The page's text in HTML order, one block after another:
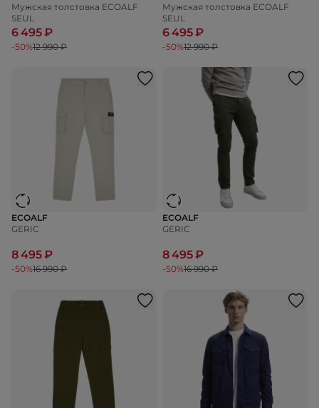
Мужская толстовка ECOALF
SEUL
6 495 ₽
-50%12 990 ₽
Мужская толстовка ECOALF
SEUL
6 495 ₽
-50%12 990 ₽
ECOALF
GERIC
8 495 ₽
-50%16 990 ₽
ECOALF
GERIC
8 495 ₽
-50%16 990 ₽